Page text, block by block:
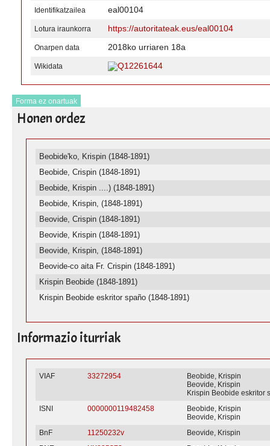
Identifikatzailea eal00104
Lotura iraunkorra https://autoritateak.eus/eal00104
Onarpen data 2018ko urriaren 18a
Wikidata Q12261644
Forma ez onartuak
Honen ordez
Beobide'ko, Krispin (1848-1891)
Beobide, Crispin (1848-1891)
Beobide, Krispin ....) (1848-1891)
Beobide, Krispin, (1848-1891)
Beovide, Crispin (1848-1891)
Beovide, Krispin (1848-1891)
Beovide, Krispin, (1848-1891)
Beovide-co aita Fr. Crispin (1848-1891)
Krispin Beobide (1848-1891)
Krispin Beobide eskritor spaño (1848-1891)
Informazio iturriak
VIAF 33272954
Beobide, Krispin
Beovide, Krispin
Krispin Beobide eskritor
ISNI
0000000119482458
Beobide, Krispin
Beovide, Krispin
BnF
11250232v
Beovide, Krispin